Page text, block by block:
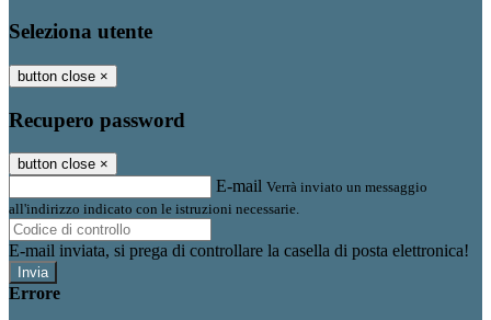
Seleziona utente
button close ×
Recupero password
button close ×
E-mail Verrà inviato un messaggio
all'indirizzo indicato con le istruzioni necessarie.
E-mail inviata, si prega di controllare la casella di posta elettronica!
Errore